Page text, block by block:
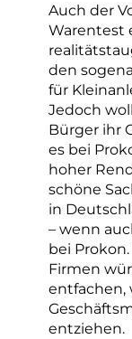
Auch der
Warentest
den
für
Jedoch
Bürger ihr
es bei
hoher
schöne
in
– wenn
bei
Firmen
entfachen,
entziehen.